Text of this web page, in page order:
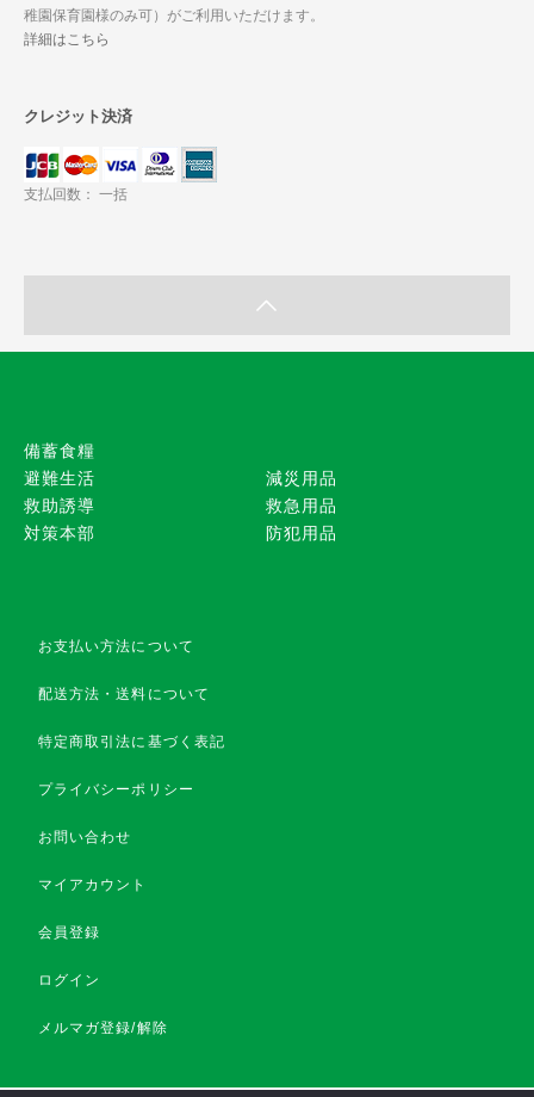
稚園保育園様のみ可）がご利用いただけます。
詳細はこちら
クレジット決済
支払回数： 一括
備蓄食糧
避難生活
救助誘導
対策本部
減災用品
救急用品
防犯用品
お支払い方法について
配送方法・送料について
特定商取引法に基づく表記
プライバシーポリシー
お問い合わせ
マイアカウント
会員登録
ログイン
メルマガ登録/解除